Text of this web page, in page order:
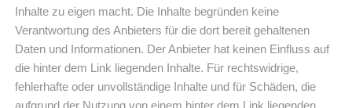
Inhalte zu eigen macht. Die Inhalte begründen keine
Verantwortung des Anbieters für die dort bereit gehaltenen
Daten und Informationen. Der Anbieter hat keinen Einfluss auf
die hinter dem Link liegenden Inhalte. Für rechtswidrige,
fehlerhafte oder unvollständige Inhalte und für Schäden, die
aufgrund der Nutzung von einem hinter dem Link liegenden